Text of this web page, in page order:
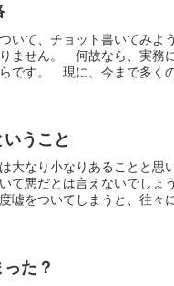
いて、チョット書いてみよ
ません。 何故なら、実務
です。 現に、今まで多く
うこと
大なり小なりあることと
て悪だとは言えないでし
嘘をついてしまうと、往々
た？